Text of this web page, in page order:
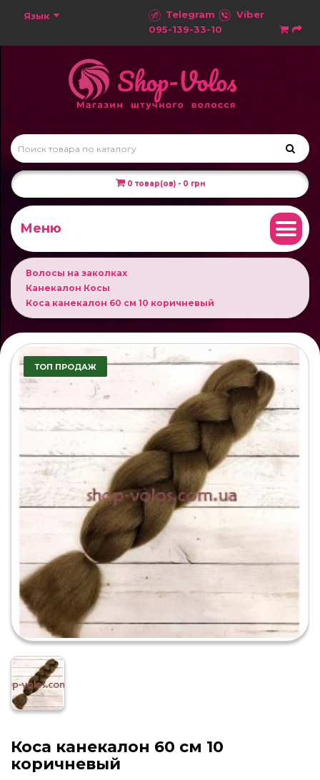
Язык Telegram
Viber
095-139-33-10
0 товар(ов) - 0 грн
Меню
Волосы на заколках
Канекалон Косы
Коса канекалон 60 см 10 коричневый
ТОП ПРОДАЖ
Коса канекалон 60 см 10
коричневый